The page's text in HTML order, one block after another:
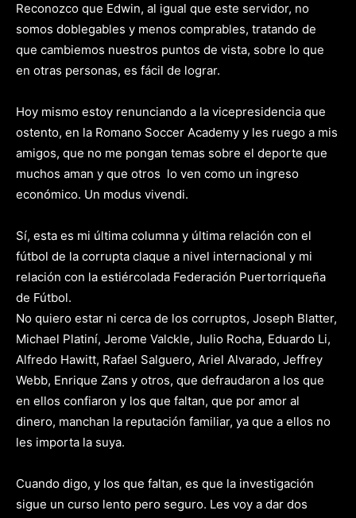
Reconozco que Edwin, al igual que este servidor, no
somos doblegables y menos comprables, tratando de
que cambiemos nuestros puntos de vista, sobre lo que
en otras personas, es fácil de lograr.
Hoy mismo estoy renunciando a la vicepresidencia que
ostento, en la Romano Soccer Academy y les ruego a mis
amigos, que no me pongan temas sobre el deporte que
muchos aman y que otros lo ven como un ingreso
económico. Un modus vivendi.
Sí, esta es mi última columna y última relación con el
fútbol de la corrupta claque a nivel internacional y mi
relación con la estiércolada Federación Puertorriqueña
de Fútbol.
No quiero estar ni cerca de los corruptos, Joseph Blatter,
Michael Platiní, Jerome Valckle, Julio Rocha, Eduardo Li,
Alfredo Hawitt, Rafael Salguero, Ariel Alvarado, Jeffrey
Webb, Enrique Zans y otros, que defraudaron a los que
en ellos confiaron y los que faltan, que por amor al
dinero, manchan la reputación familiar, ya que a ellos no
les importa la suya.
Cuando digo, y los que faltan, es que la investigación
sigue un curso lento pero seguro. Les voy a dar dos